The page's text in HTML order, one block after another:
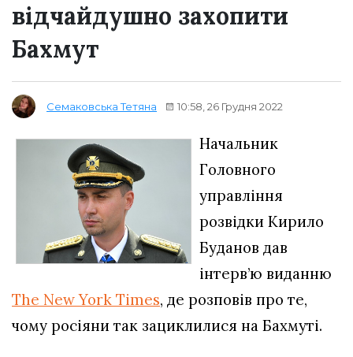
відчайдушно захопити
Бахмут
Семаковська Тетяна 10:58, 26 Грудня 2022
Начальник
Головного
управління
розвідки Кирило
Буданов дав
інтерв’ю виданню
The New York Times, де розповів про те,
чому росіяни так зациклилися на Бахмуті.